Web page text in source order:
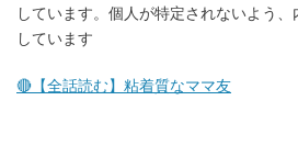
しています。個人が特定されないよう
しています
🔴【全話読む】粘着質なママ友